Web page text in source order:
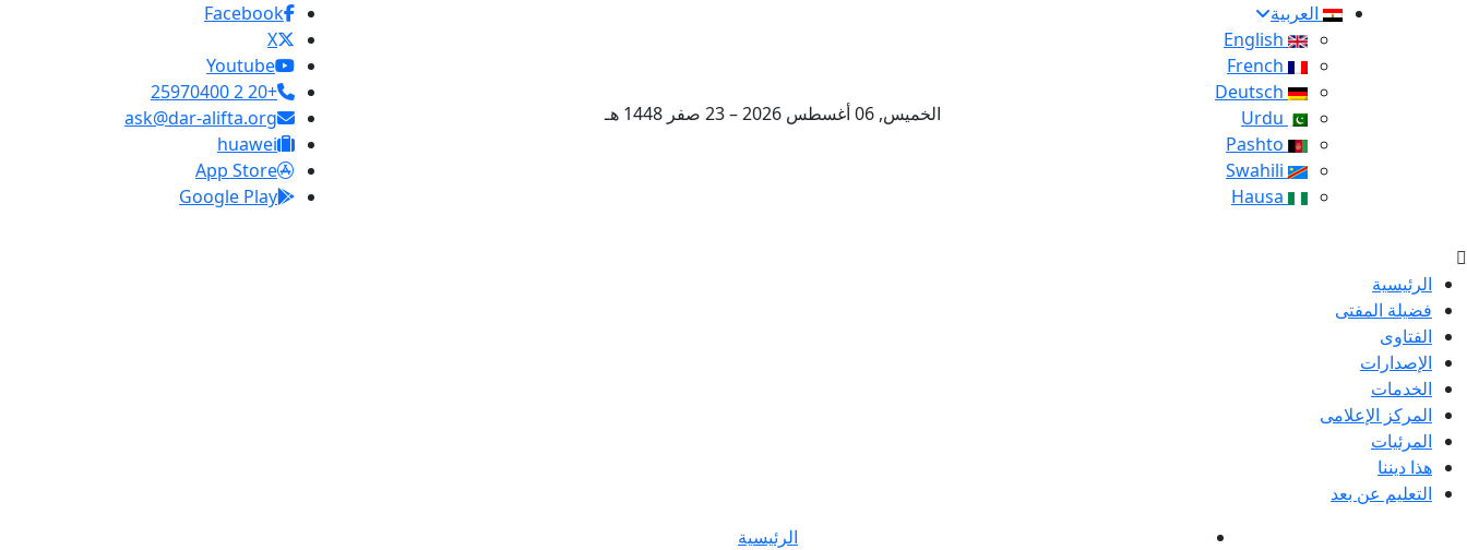
العربية
الخميس, 06 أغسطس 2026 – 23 صفر 1448 هـ
Facebook
X
Youtube
+20 2 25970400
ask@dar-alifta.org
huawei
App Store
Google Play
الرئيسية
فضيلة المفتى
الفتاوى
الإصدارات
الخدمات
المركز الإعلامى
المرئيات
هذا ديننا
التعليم عن بعد
الرئيسية